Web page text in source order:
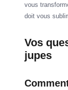
vous
doit vous
Vos
jupes